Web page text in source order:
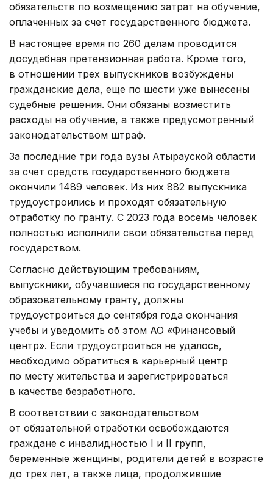
обязательств по возмещению затрат на обучение,
оплаченных за счет государственного бюджета.
В настоящее время по 260 делам проводится
досудебная претензионная работа. Кроме того,
в отношении трех выпускников возбуждены
гражданские дела, еще по шести уже вынесены
судебные решения. Они обязаны возместить
расходы на обучение, а также предусмотренный
законодательством штраф.
За последние три года вузы Атырауской области
за счет средств государственного бюджета
окончили 1489 человек. Из них 882 выпускника
трудоустроились и проходят обязательную
отработку по гранту. С 2023 года восемь человек
полностью исполнили свои обязательства перед
государством.
Согласно действующим требованиям,
выпускники, обучавшиеся по государственному
образовательному гранту, должны
трудоустроиться до сентября года окончания
учебы и уведомить об этом АО «Финансовый
центр». Если трудоустроиться не удалось,
необходимо обратиться в карьерный центр
по месту жительства и зарегистрироваться
в качестве безработного.
В соответствии с законодательством
от обязательной отработки освобождаются
граждане с инвалидностью I и II групп,
беременные женщины, родители детей в возрасте
до трех лет, а также лица, продолжившие